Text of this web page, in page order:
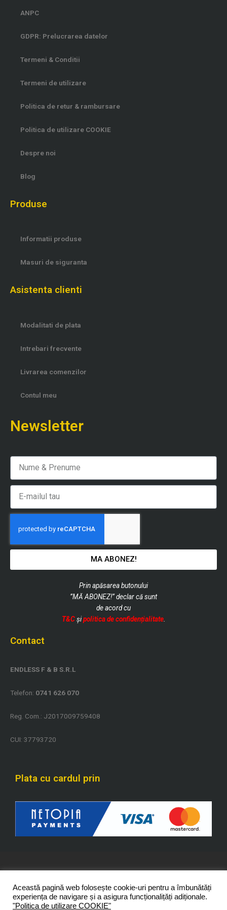
ANPC
GDPR: Prelucrarea datelor
Termeni & Conditii
Termeni de utilizare
Politica de retur & rambursare
Politica de utilizare COOKIE
Despre noi
Blog
Produse
Informatii produse
Masuri de siguranta
Asistenta clienti
Modalitati de plata
Intrebari frecvente
Livrarea comenzilor
Contul meu
Newsletter
MA ABONEZ!
Prin apăsarea butonului
”MĂ ABONEZ!” declar că sunt
deacord cu
T&C și politica de confidențialitate.
Contact
ENDLESS F & B S.R.L
Telefon: 0741 626 070
Reg. Com.: J2017009759408
CUI: 37793720
Plata cu cardul prin
drepturile rezervate.
Această pagină web folosește cookie-uri pentru a îmbunătăți
experiența de navigare și a asigura funcționalițăți adiționale.
"Politica de utilizare COOKIE"